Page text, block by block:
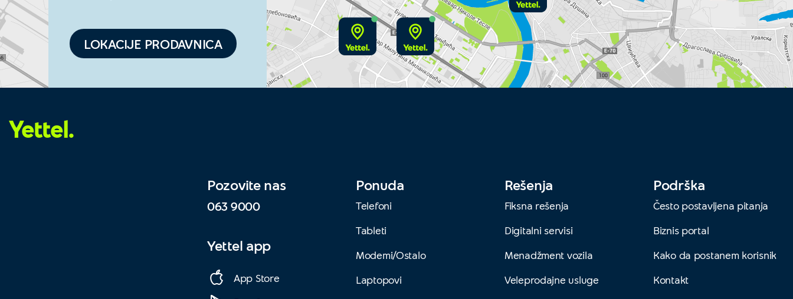
LOKACIJE PRODAVNICA
Yettel.
Pozovite nas
063 9000
Yettel app
App Store
Ponuda
Telefoni
Tableti
Modemi/Ostalo
Laptopovi
Rešenja
Fiksna rešenja
Digitalni servisi
Menadžment vozila
Veleprodajne usluge
Podrška
Često postavljena pitanja
Biznis portal
Kako da postanem korisnik
Kontakt